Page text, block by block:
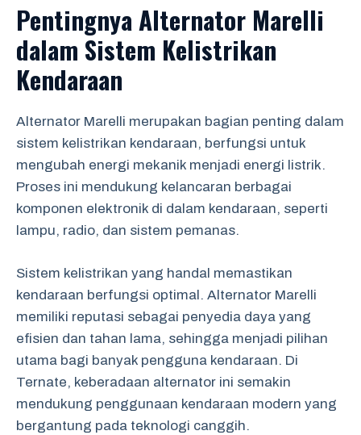
Pentingnya Alternator Marelli
dalam Sistem Kelistrikan
Kendaraan
Alternator Marelli merupakan bagian penting dalam
sistem kelistrikan kendaraan, berfungsi untuk
mengubah energi mekanik menjadi energi listrik.
Proses ini mendukung kelancaran berbagai
komponen elektronik di dalam kendaraan, seperti
lampu, radio, dan sistem pemanas.
Sistem kelistrikan yang handal memastikan
kendaraan berfungsi optimal. Alternator Marelli
memiliki reputasi sebagai penyedia daya yang
efisien dan tahan lama, sehingga menjadi pilihan
utama bagi banyak pengguna kendaraan. Di
Ternate, keberadaan alternator ini semakin
mendukung penggunaan kendaraan modern yang
bergantung pada teknologi canggih.